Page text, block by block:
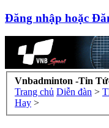
Đăng nhập hoặc
Vnbadminton -Tin
Trang chủ Diễn đàn >
Hay >